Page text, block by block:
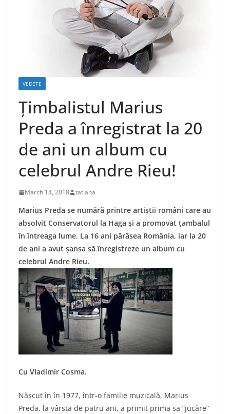
VEDETE
Țimbalistul Marius
Preda a înregistrat la 20
de ani un album cu
celebrul Andre Rieu!
March 14, 2018 tatiana
Marius Preda se numără printre artiștii români care au
absolvit Conservatorul la Haga și a promovat țambalul
în întreaga lume. La 16 ani părăsea România, iar la 20
de ani a avut șansa să înregistreze un album cu
celebrul Andre Rieu.
Cu Vladimir Cosma.
Născut în în 1977, într-o familie muzicală, Marius
Preda, la vârsta de patru ani, a primit prima sa ”jucăre”